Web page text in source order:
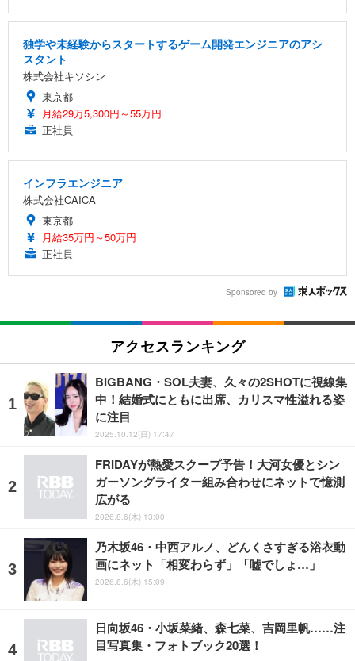
独学や未経験からスタートするゲーム開発エンジニアのアシ
スタント
株式会社キソシン
東京都
月給29万5,300円～55万円
正社員
インフラエンジニア
株式会社CAICA
東京都
月給35万円～50万円
正社員
Sponsored by
アクセスランキング
BIGBANG・SOL夫妻、久々の2SHOTに視線集
中！結婚式にともに出席、カリスマ性溢れる姿
に注目
2025.10.12(日) 17:47
FRIDAYが熱愛スクープ予告！大河女優とシン
ガーソングライター組み合わせにネットで憶測
広がる
2026.8.6(木) 13:00
乃木坂46・中西アルノ、どんくさすぎる浴衣動
画にネット「相変わらず」「嘘でしょ…」
2026.8.6(木) 15:09
日向坂46・小坂菜緒、森七菜、吉岡里帆……注
目写真集・フォトブック20選！